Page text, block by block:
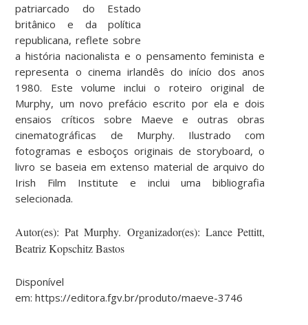
patriarcado do Estado
britânico e da política
republicana, reflete sobre
a história nacionalista e o pensamento feminista e
representa o cinema irlandês do início dos anos
1980. Este volume inclui o roteiro original de
Murphy, um novo prefácio escrito por ela e dois
ensaios críticos sobre Maeve e outras obras
cinematográficas de Murphy. Ilustrado com
fotogramas e esboços originais de storyboard, o
livro se baseia em extenso material de arquivo do
Irish Film Institute e inclui uma bibliografia
selecionada.
Autor(es): Pat Murphy. Organizador(es): Lance Pettitt,
Beatriz Kopschitz Bastos
Disponível
em: https://editora.fgv.br/produto/maeve-3746